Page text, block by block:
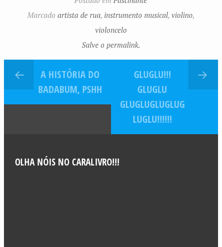
Marcado artista de rua, instrumento musical, violino,
violoncelo
Salve o permalink.
A HISTÓRIA DO
BADABUM, PSHH
GLUGLU!!!
GLUGLU
GLUGLUGLUGLUG
LUGLU!!!!!!
OLHA NÓIS NO CARALIVRO!!!